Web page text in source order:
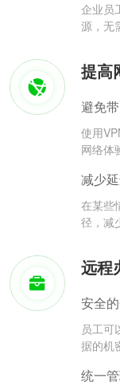
企业员
源，无
提高
避免
使用
网络体
减少
在某些
径，减
远程
安全
员工可
据的机
统一